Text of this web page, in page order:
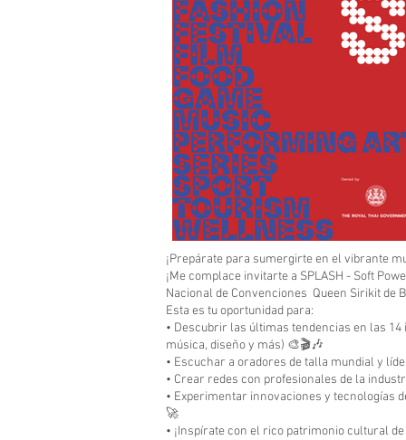
¡Prepárate para sumergirte en el vibrante
¡Me complace invitarte a SPLASH - Soft
Nacional de Convenciones Queen Sirikit de
Esta es tu oportunidad para:
• Descubrir las últimas tendencias en las
música, diseño y más) 🎨🎬🎶
• Escuchar a oradores de talla mundial y
• Crear redes con profesionales de la
• Experimentar innovaciones y tecnologías
🚀
• ¡Inspírate con el rico patrimonio cultural